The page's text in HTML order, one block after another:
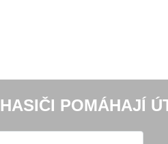
HASIČI POMÁHAJÍ